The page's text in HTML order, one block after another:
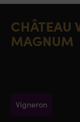
CHÂTEAU
MAGNUM
Vigneron